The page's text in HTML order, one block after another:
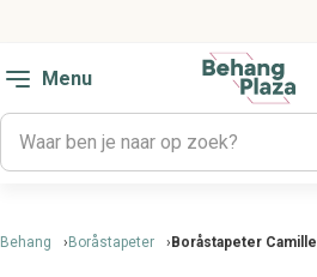
Menu
Behang Boråstapeter Boråstapeter Camille